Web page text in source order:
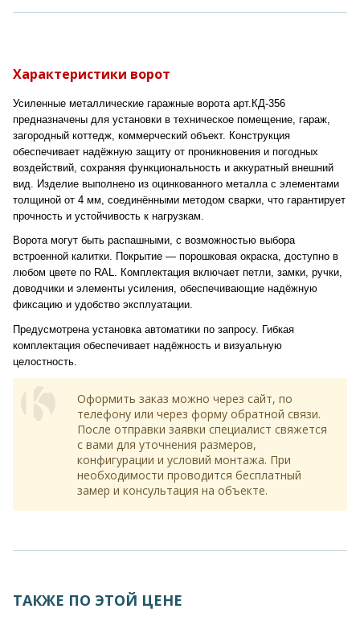
Характеристики ворот
Усиленные металлические гаражные ворота арт.КД-356
предназначены для установки в техническое помещение, гараж,
загородный коттедж, коммерческий объект. Конструкция
обеспечивает надёжную защиту от проникновения и погодных
воздействий, сохраняя функциональность и аккуратный внешний
вид. Изделие выполнено из оцинкованного металла с элементами
толщиной от 4 мм, соединёнными методом сварки, что гарантирует
прочность и устойчивость к нагрузкам.
Ворота могут быть распашными, с возможностью выбора
встроенной калитки. Покрытие — порошковая окраска, доступно в
любом цвете по RAL. Комплектация включает петли, замки, ручки,
доводчики и элементы усиления, обеспечивающие надёжную
фиксацию и удобство эксплуатации.
Предусмотрена установка автоматики по запросу. Гибкая
комплектация обеспечивает надёжность и визуальную
целостность.
Оформить заказ можно через сайт, по
телефону или через форму обратной связи.
После отправки заявки специалист свяжется
с вами для уточнения размеров,
конфигурации и условий монтажа. При
необходимости проводится бесплатный
замер и консультация на объекте.
ТАКЖЕ ПО ЭТОЙ ЦЕНЕ